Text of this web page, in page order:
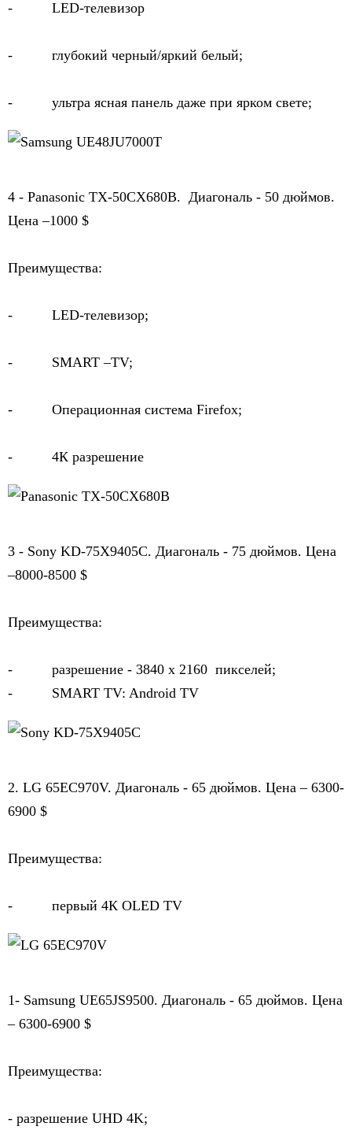
-          LED-телевизор
-          глубокий черный/яркий белый;
-          ультра ясная панель даже при ярком свете;
4 - Panasonic TX-50CX680B.  Диагональ - 50 дюймов.
Цена –1000 $
Преимущества:
-          LED-телевизор;
-          SMART –TV;
-          Операционная система Firefox;
-          4К разрешение
3 - Sony KD-75X9405C. Диагональ - 75 дюймов. Цена
–8000-8500 $
Преимущества:
-          разрешение - 3840 х 2160  пикселей;
-          SMART TV: Android TV
2. LG 65EC970V. Диагональ - 65 дюймов. Цена – 6300-
6900 $
Преимущества:
-          первый 4К OLED TV
1- Samsung UE65JS9500. Диагональ - 65 дюймов. Цена
– 6300-6900 $
Преимущества:
- разрешение UHD 4K;